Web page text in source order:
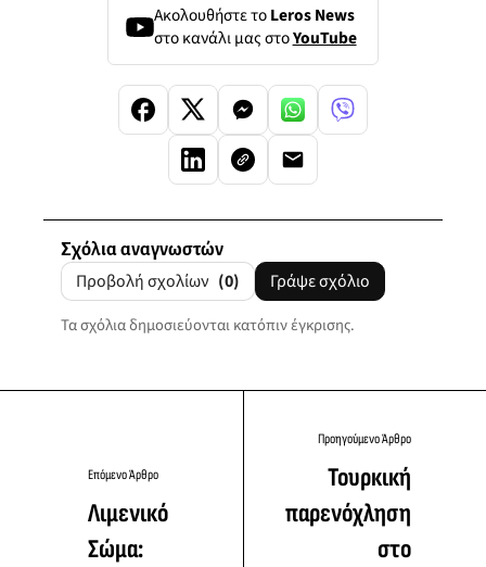
Ακολουθήστε τοLeros News
στο κανάλι μας στοYouTube
Σχόλια αναγνωστών
Προβολή σχολίων (0) Γράψε σχόλιο
Τα σχόλια δημοσιεύονται κατόπιν έγκρισης.
Επόμενο Άρθρο
Λιμενικό
Σώμα:
Προηγούμενο Άρθρο
Τουρκική
παρενόχληση
στο